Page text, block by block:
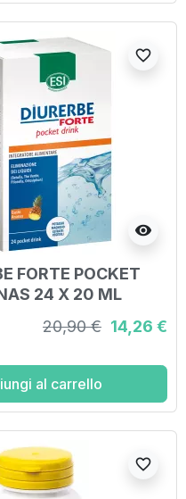
visibility
favorite_border
FORTE POCKET
24 X 20 ML
20,90 € 14,26 €
al carrello
favorite_border